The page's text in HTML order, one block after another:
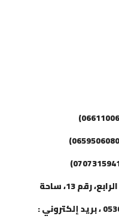
بلبريس، رقم 6، زنقة بيروت، الطابق الرابع، رقم 13، ساحة
المامونية، الرباط ، هاتف : 0530285088 ، بريد إلكتروني :